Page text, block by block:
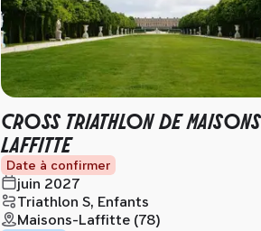
CROSS TRIATHLON DE MAISONS
LAFFITTE
Date à confirmer
juin 2027
Triathlon S, Enfants
Maisons-Laffitte (78)